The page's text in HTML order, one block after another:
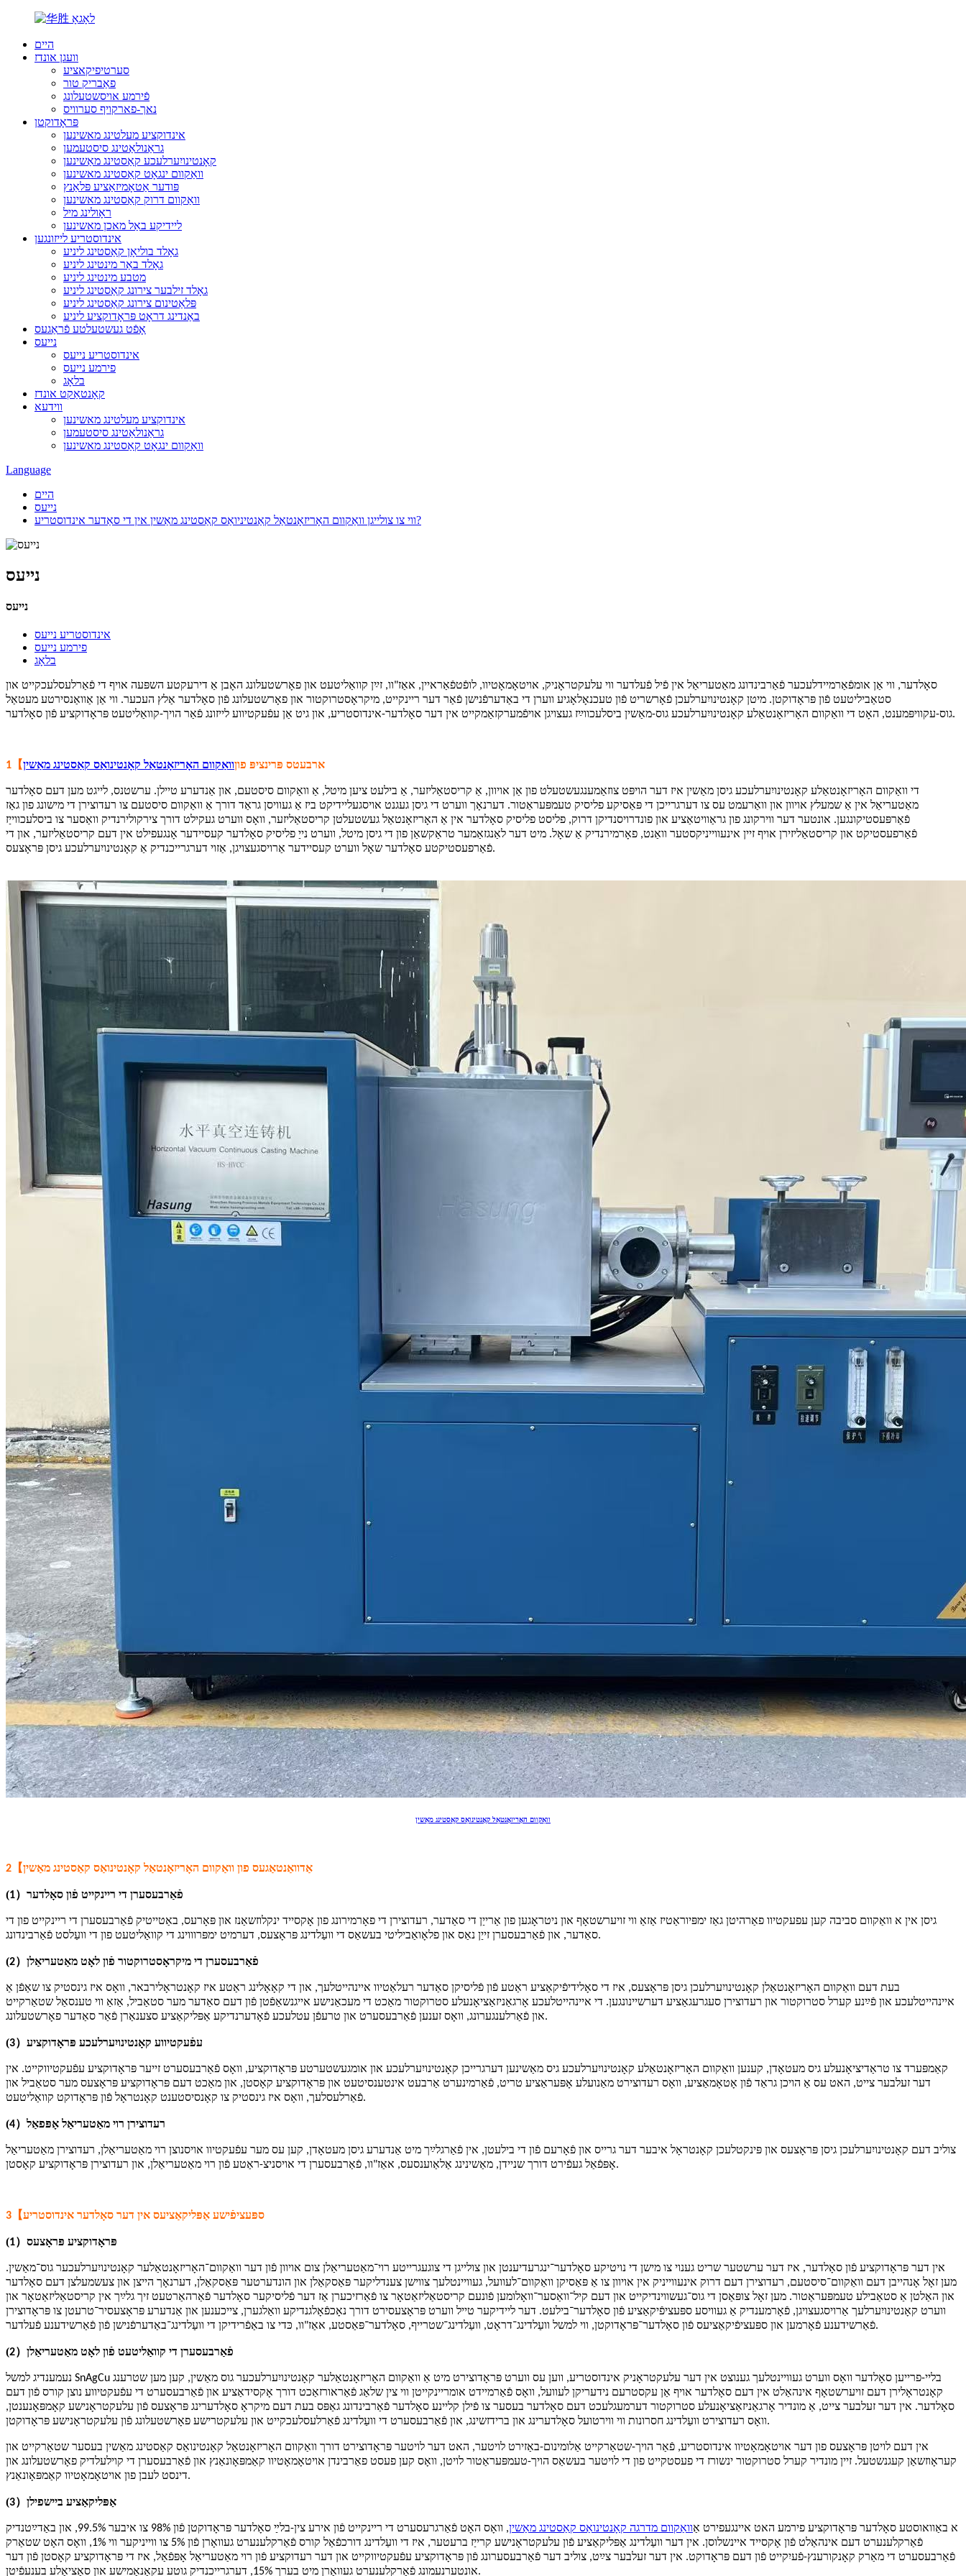
היים
וועגן אונדז
סערטיפיקאציע
פאַבריק טור
פֿירמע אויסשטעלונג
נאך-פארקויף סערוויס
פּראָדוקטן
אינדוקציע מעלטינג מאשינען
גראַנולאַטינג סיסטעמען
קאָנטינויִערלעכע קאַסטינג מאַשינען
וואַקוום ינגאָט קאַסטינג מאשינען
פּודער אַטאָמיזאַציע פּלאַנץ
וואַקוום דרוק קאַסטינג מאשינען
ראָולינג מיל
ליידיקע באַל מאכן מאשינען
אינדוסטריע לייזונגען
גאָלד בוליאָן קאַסטינג ליניע
גאָלד באַר מינטינג ליניע
מטבע מינטינג ליניע
גאָלד זילבער צירונג קאַסטינג ליניע
פּלאַטינום צירונג קאַסטינג ליניע
באַנדינג דראָט פּראָדוקציע ליניע
אָפֿט געשטעלטע פֿראַגעס
נייעס
אינדוסטריע נייעס
פירמע נייעס
בלאָג
קאָנטאַקט אונדז
ווידעא
אינדוקציע מעלטינג מאשינען
גראַנולאַטינג סיסטעמען
וואַקוום ינגאָט קאַסטינג מאשינען
Language
היים
נייעס
ווי צו צולייגן וואַקוום האָריזאָנטאַל קאַנטיניואַס קאַסטינג מאַשין אין די סאַדער אינדוסטריע?
נייעס
נייעס
אינדוסטריע נייעס
פירמע נייעס
בלאָג
סאָלדער, ווי אַן אומפֿאַרמיידלעכער פֿאַרבינדונג מאַטעריאַל אין פֿיל פֿעלדער ווי עלעקטראָניק, אויטאָמאָטיוו, לופֿטפֿאַראיין, אאַז"וו, זײַן קוואַליטעט און פאָרשטעלונג האָבן אַ דירעקטע השפּעה אויף די פֿאַרלעסלעכקייט און
סטאַביליטעט פֿון פּראָדוקטן. מיטן קאָנטינויִערלעכן פֿאָרשריט פֿון טעכנאָלאָגיע ווערן די באַדערפֿנישן פֿאַר דער ריינקייט, מיקראָסטרוקטור און פאָרשטעלונג פֿון סאָלדער אַלץ העכער. ווי אַן אַוואַנסירטע מעטאַל
גוס-עקוויפּמענט, האָט די וואַקוום האָריזאָנטאַלע קאָנטינויִערלעכע גוס-מאַשין ביסלעכווײַז געצויגן אויפֿמערקזאַמקייט אין דער סאָלדער-אינדוסטריע, און גיט אַן עפֿעקטיווע לייזונג פֿאַר הויך-קוואַליטעט פּראָדוקציע פֿון סאָלדער.
1 【 ארבעטס פּרינציפּ פוןוואַקוום האָריזאָנטאַל קאָנטינואַס קאַסטינג מאַשין
די וואַקוום האָריזאָנטאַלע קאָנטינויִערלעכע גיסן מאַשין איז דער הויפּט צוזאַמענגעשטעלט פון אַן אויוון, אַ קריסטאַליזער, אַ בילעט ציען מיטל, אַ וואַקוום סיסטעם, און אַנדערע טיילן. ערשטנס, לייגט מען דעם סאָלדער
מאַטעריאַל אין אַ שמעלץ אויוון און וואַרעמט עס צו דערגרייכן די פּאַסיקע פליסיק טעמפּעראַטור. דערנאָך ווערט די גיסן געגנט אויסגעליידיקט ביז אַ געוויסן גראַד דורך אַ וואַקוום סיסטעם צו רעדוצירן די מישונג פון גאַז
פֿאַרפּעסטיקונגען. אונטער דער ווירקונג פון גראַוויטאַציע און פונדרויסנדיקן דרוק, פליסט פליסיק סאָלדער אין אַ האָריזאָנטאַל געשטעלטן קריסטאַליזער, וואָס ווערט געקילט דורך צירקולירנדיק וואַסער צו ביסלעכווייַז
פֿאַרפעסטיקט און קריסטאַליזירן אויף זיין אינעווייניקסטער וואַנט, פאָרמירנדיק אַ שאָל. מיט דער לאַנגזאַמער טראַקשאַן פון די גיסן מיטל, ווערט נייַ פליסיק סאָלדער קעסיידער אָנגעפילט אין דעם קריסטאַליזער, און די
פֿאַרפעסטיקטע סאָלדער שאָל ווערט קעסיידער אַרויסגעצויגן, אַזוי דערגרייכנדיק אַ קאָנטינויִערלעכע גיסן פּראָצעס.
וואַקוום האָריזאָנטאַל קאָנטינואַס קאַסטינג מאַשין
2 【אַדוואַנטאַגעס פון וואַקוום האָריזאָנטאַל קאָנטינואַס קאַסטינג מאַשין
(1） פֿאַרבעסערן די ריינקייט פֿון סאָלדער
גיסן אין א וואַקוום סביבה קען עפעקטיוו פאַרהיטן גאַז ימפּיוראַטיז אַזאַ ווי זויערשטאָף און ניטראָגען פון אַרייַן די סאַדער, רעדוצירן די פאָרמירונג פון אָקסייד ינקלוזשאַנז און פּאָרעס, באַטייטיק פֿאַרבעסערן די ריינקייט פון די
סאַדער, און פֿאַרבעסערן זייַן נאַס און פלאָואַביליטי בעשאַס די וועַלדינג פּראָצעס, דערמיט ימפּרוווינג די קוואַליטעט פון די וועַלסט פֿאַרבינדונג.
(2） פֿאַרבעסערן די מיקראָסטרוקטור פֿון לאָט מאַטעריאַלן
בעת דעם וואַקוום האָריזאָנטאַלן קאָנטינויִערלעכן גיסן פּראָצעס, איז די סאָלידיפֿיקאַציע ראַטע פֿון פֿליסיקן סאַדער רעלאַטיוו איינהייטלעך, און די קאָאָלינג ראַטע איז קאָנטראָלירבאר, וואָס איז גינסטיק צו שאַפֿן אַ
איינהייטלעכע און פֿײַנע קערל סטרוקטור און רעדוצירן סעגרעגאַציע דערשיינונגען. די איינהייטלעכע אָרגאַניזאַציאָנעלע סטרוקטור מאַכט די מעכאַנישע אייגנשאַפֿטן פֿון דעם סאַדער מער סטאַביל, אַזאַ ווי טענסאַל שטאַרקייט
און פֿאַרלענגערונג, וואָס זענען פֿאַרבעסערט און טרעפֿן עטלעכע פֿאָדערנדיקע אַפּליקאַציע סצענאַרן פֿאַר סאַדער פאָרשטעלונג.
(3） עפֿעקטיווע קאָנטינויִערלעכע פּראָדוקציע
קאַמפּערד צו טראַדיציאָנעלע גיס מעטאָדן, קענען וואַקוום האָריזאָנטאַלע קאָנטינויִערלעכע גיס מאַשינען דערגרייכן קאָנטינויִערלעכע און אומגעשטערטע פּראָדוקציע, וואָס פֿאַרבעסערט זייער פּראָדוקציע עפֿעקטיווקייט. אין
דער זעלבער צייט, האט עס אַ הויכן גראַד פֿון אָטאָמאַציע, וואָס רעדוצירט מאַנועלע אָפּעראַציע טריט, פֿאַרמינערט אַרבעט אינטענסיטעט און פּראָדוקציע קאָסטן, און מאַכט דעם פּראָדוקציע פּראָצעס מער סטאַביל און
פֿאַרלעסלעך, וואָס איז גינסטיק צו קאָנסיסטענט קאָנטראָל פֿון פּראָדוקט קוואַליטעט.
(4） רעדוצירן רוי מאַטעריאַל אָפּפאַל
צוליב דעם קאָנטינויִערלעכן גיסן פּראָצעס און פּינקטלעכן קאָנטראָל איבער דער גרייס און פֿאָרעם פֿון די בילעטן, אין פֿאַרגלײַך מיט אַנדערע גיסן מעטאָדן, קען עס מער עפֿעקטיוו אויסנוצן רוי מאַטעריאַלן, רעדוצירן מאַטעריאַל
אָפּפֿאַל געפֿירט דורך שניידן, מאַשינינג אַלאַוענסעס, אאַז"וו, פֿאַרבעסערן די אויסניצ-ראַטע פֿון רוי מאַטעריאַלן, און רעדוצירן פּראָדוקציע קאָסטן.
3 【ספּעציפֿישע אַפּליקאַציעס אין דער סאָלדער אינדוסטריע
(1） פּראָדוקציע פּראָצעס
אין דער פּראָדוקציע פֿון סאָלדער, איז דער ערשטער שריט גענוי צו מישן די נויטיקע סאָלדער־ינגרעדיענטן און צולייגן די צוגעגרייטע רוי־מאַטעריאַלן צום אויוון פֿון דער וואַקוום־האָריזאָנטאַלער קאָנטינויִערלעכער גוס־מאַשין.
מען זאָל אָנהייבן דעם וואַקוום־סיסטעם, רעדוצירן דעם דרוק אינעווייניק אין אויוון צו אַ פּאַסיקן וואַקוום־לעוועל, געוויינטלעך צווישן צענדליקער פּאַסקאַלן און הונדערטער פּאַסקאַלן, דערנאָך הייצן און צעשמעלצן דעם סאָלדער
און האַלטן אַ סטאַבילע טעמפּעראַטור. מען זאָל צופּאַסן די גוס־געשווינדיקייט און דעם קיל־וואַסער־וואָלומען פֿונעם קריסטאַליזאַטאָר צו פֿאַרזיכערן אַז דער פֿליסיקער סאָלדער פֿאַרהאַרטעט זיך גלײַך אין קריסטאַליזאַטאָר און
ווערט קאָנטינויִערלעך אַרויסגעצויגן, פֿאָרמענדיק אַ געוויסע ספּעציפֿיקאַציע פֿון סאָלדער־בילעט. דער ליידיקער טייל ווערט פּראָצעסירט דורך נאָכפֿאָלגנדיקע וואַלגערן, צייכענען און אַנדערע פּראָצעסיר־טרעטן צו פּראָדוצירן
פֿאַרשידענע פֿאָרמען און ספּעציפֿיקאַציעס פֿון סאָלדער־פּראָדוקטן, ווי למשל וועַלדינג־דראָט, וועַלדינג־שטרייף, סאָלדער־פּאַסטע, אאַז"וו, כּדי צו באַפֿרידיקן די וועַלדינג־באַדערפֿנישן פֿון פֿאַרשידענע פֿעלדער.
(2） פֿאַרבעסערן די קוואַליטעט פֿון לאָט מאַטעריאַלן
נעמענדיג למשל SnAgCu בליי-פרייען סאָלדער וואָס ווערט געוויינטלעך גענוצט אין דער עלעקטראָניק אינדוסטריע, ווען עס ווערט פּראָדוצירט מיט אַ וואַקוום האָריזאָנטאַלער קאָנטינויִערלעכער גוס מאַשין, קען מען שטרענג
קאָנטראָלירן דעם זויערשטאָף אינהאַלט אין דעם סאָלדער אויף אַן עקסטרעם נידעריקן לעוועל, וואָס פֿאַרמיידט אומריינקייטן ווי צין שלאַג פֿאַראורזאַכט דורך אָקסידאַציע און פֿאַרבעסערט די עפֿעקטיווע נוצן קורס פֿון דעם
סאָלדער. אין דער זעלבער צייט, אַ מונדיר אָרגאַניזאַציאָנעלע סטרוקטור דערמעגלעכט דעם סאָלדער בעסער צו פֿילן קליינע סאָלדער פֿאַרבינדונג גאַפּס בעת דעם מיקראָ סאָלדערינג פּראָצעס פֿון עלעקטראָנישע קאָמפּאָנענטן,
וואָס רעדוצירט וועַלדינג חסרונות ווי ווירטועל סאָלדערינג און ברידזשינג, און פֿאַרבעסערט די וועַלדינג פֿאַרלעסלעכקייט און עלעקטרישע פאָרשטעלונג פֿון עלעקטראָנישע פּראָדוקטן.
אין דעם לויטן פּראָצעס פון דער אויטאָמאָטיוו אינדוסטריע, פֿאַר הויך-שטאַרקייט אַלומינום-באַזירט לויטער, האט דער לויטער פּראָדוצירט דורך וואַקוום האָריזאָנטאַל קאָנטינואַס קאַסטינג מאַשין בעסער שטאַרקייט און
קעראָוזשאַן קעגנשטעל. זיין מונדיר קערל סטרוקטור ינשורז די פעסטקייט פון די לויטער בעשאַס הויך-טעמפּעראַטור לויטן, וואָס קען פעסט פאַרבינדן אויטאָמאָטיוו קאַמפּאָונאַנץ און פֿאַרבעסערן די קוילעלדיק פאָרשטעלונג און
דינסט לעבן פון אויטאָמאָטיוו קאַמפּאָונאַנץ.
(3） אַפּליקאַציע ביישפילן
א באַוואוסטע סאָלדער פּראָדוקציע פירמע האט איינגעפירט אַוואַקוום מדרגה קאָנטינואַס קאַסטינג מאַשין
, וואָס האָט פֿאַרגרעסערט די ריינקייט פֿון אירע צין-בלײַ סאָלדער פּראָדוקטן פֿון 98% צו איבער 99.5%, און באַדײַטנדיק
פֿאַרקלענערט דעם אינהאַלט פֿון אָקסייד איינשלוסן. אין דער וועַלדינג אַפּליקאַציע פֿון עלעקטראָנישע קרייַז ברעטער, איז די וועַלדינג דורכפֿאַל קורס פֿאַרקלענערט געוואָרן פֿון 5% צו ווייניקער ווי 1%, וואָס האָט שטאַרק
פֿאַרבעסערט די מאַרק קאָנקורענץ-פֿעיִקייט פֿון דעם פּראָדוקט. אין דער זעלבער צײַט, צוליב דער פֿאַרבעסערונג פֿון פּראָדוקציע עפֿעקטיווקייט און דער רעדוקציע פֿון רוי מאַטעריאַל אָפּפֿאַל, איז די פּראָדוקציע קאָסטן פֿון דער
אונטערנעמונג פֿאַרקלענערט געוואָרן מיט בערך 15%, דערגרייכנדיק גוטע עקאָנאָמישע און סאָציאַלע בענעפֿיטן.